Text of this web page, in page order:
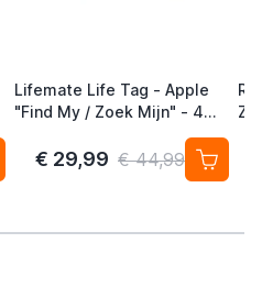
Lifemate Life Tag - Apple
"Find My / Zoek Mijn" - 4
Pack - AirTag Alternatief
€ 29,99 € 44,99